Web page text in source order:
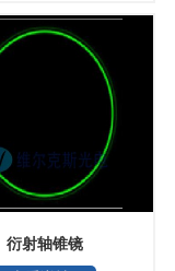
衍射轴锥镜